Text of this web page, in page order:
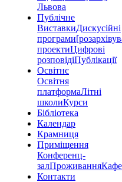
Львова
Публічне
ВиставкиДискусійні
програми
проектиЦифрові
розповідіПублікації
Освітнє
Освітня
платформаЛітні
школиКурси
Бібліотека
Календар
Крамниця
Приміщення
Конференц-
залПроживанняКафе
Контакти